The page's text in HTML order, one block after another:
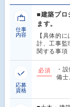
仕事
内容
■建築プロ
ます。
【具体的
計、工事
関する事項
応募
資格
必須
・
備